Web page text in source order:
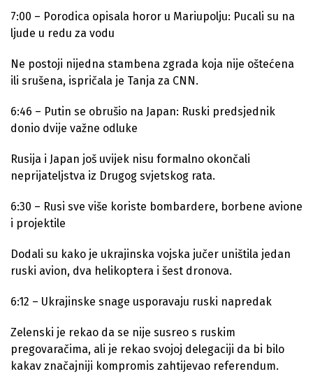
7:00 – Porodica opisala horor u Mariupolju: Pucali su na
ljude u redu za vodu
Ne postoji nijedna stambena zgrada koja nije oštećena
ili srušena, ispričala je Tanja za CNN.
6:46 – Putin se obrušio na Japan: Ruski predsjednik
donio dvije važne odluke
Rusija i Japan još uvijek nisu formalno okončali
neprijateljstva iz Drugog svjetskog rata.
6:30 – Rusi sve više koriste bombardere, borbene avione
i projektile
Dodali su kako je ukrajinska vojska jučer uništila jedan
ruski avion, dva helikoptera i šest dronova.
6:12 – Ukrajinske snage usporavaju ruski napredak
Zelenski je rekao da se nije susreo s ruskim
pregovaračima, ali je rekao svojoj delegaciji da bi bilo
kakav značajniji kompromis zahtijevao referendum.